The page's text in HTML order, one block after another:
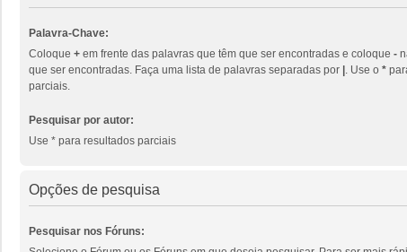
Palavra-Chave:
Coloque + em frente das palavras que têm que ser encontradas e coloque -
que ser encontradas. Faça uma lista de palavras separadas por |. Use o *
parciais.
Pesquisar por autor:
Use * para resultados parciais
Opções de pesquisa
Pesquisar nos Fóruns: